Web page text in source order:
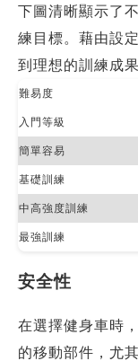
下圖清晰顯示了
練目標。藉由設
到理想的訓練成果
難易度
入門等級
簡單容易
基礎訓練
中高強度訓練
最強訓練
安全性
在選擇健身車時
的移動部件，尤